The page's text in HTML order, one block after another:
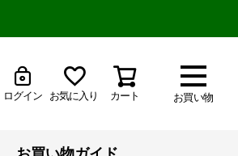
お買い物
ログイン お気に入り カート